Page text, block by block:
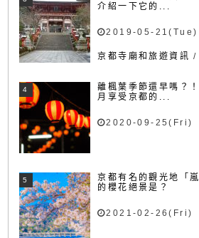
介紹一下它的...
2019-05-21(Tue)
京都寺廟和旅遊資訊
離楓葉季節還早嗎？
月享受京都的...
2020-09-25(Fri)
京都有名的觀光地「
的櫻花絕景是？
2021-02-26(Fri)